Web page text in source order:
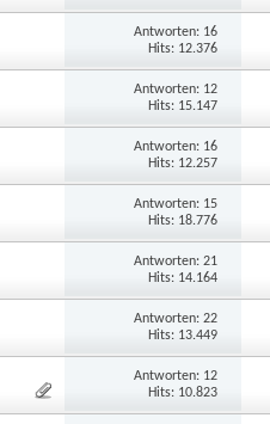
Antworten: 16
Hits: 12.376
Antworten: 12
Hits: 15.147
Antworten: 16
Hits: 12.257
Antworten: 15
Hits: 18.776
Antworten:21
Hits: 14.164
Antworten:22
Hits: 13.449
Antworten: 12
Hits: 10.823